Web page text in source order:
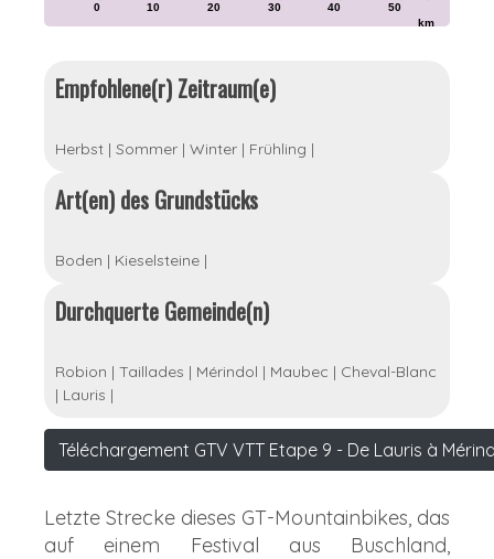
0 10 20 30 40 50
km
Empfohlene(r) Zeitraum(e)
Herbst | Sommer | Winter | Frühling |
Art(en) des Grundstücks
Boden | Kieselsteine |
Durchquerte Gemeinde(n)
Robion | Taillades | Mérindol | Maubec | Cheval-Blanc
| Lauris |
Téléchargement GTV VTT Etape 9 - De Lauris à
Letzte Strecke dieses GT-Mountainbikes, das
auf einem Festival aus Buschland,